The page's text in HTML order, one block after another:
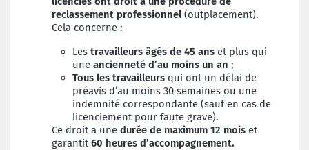
reclassement professionnel(outplacement).
Cela concerne :
Les travailleurs âgés de 45 ans et plus qui
une ancienneté d’au moins un an ;
Tous les travailleurs qui ont un délai de
préavis d’au moins 30 semaines ou une
indemnité correspondante (sauf en cas de
licenciement pour faute grave).
Ce droit a une durée de maximum 12 mois et
garantit 60 heures d’accompagnement.